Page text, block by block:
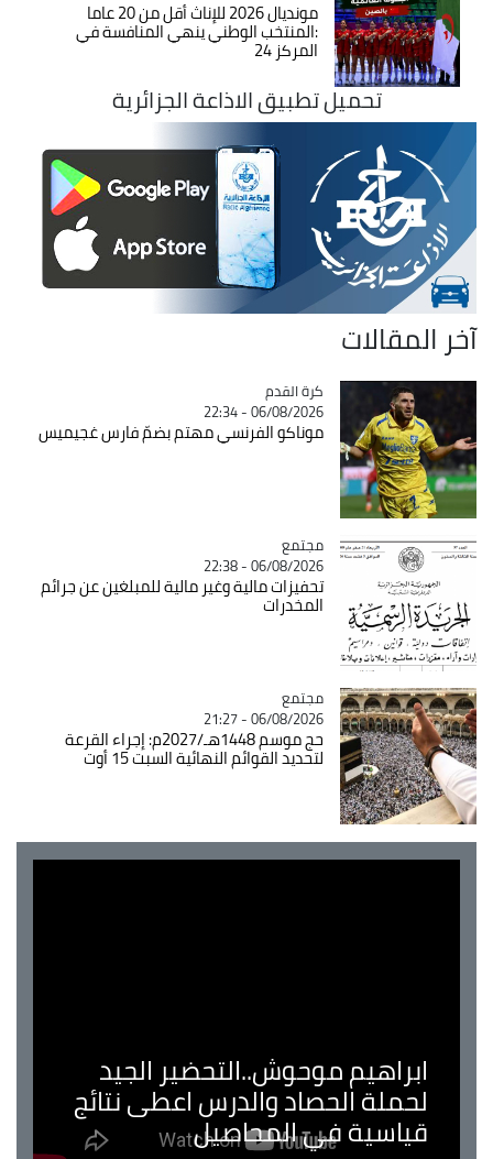
مونديال 2026 للإناث أقل من 20 عاما
:المنتخب الوطني ينهي المنافسة في
المركز 24
تحميل تطبيق الاذاعة الجزائرية
آخر المقالات
Catégorie
كرة القدم
06/08/2026 - 22:34
موناكو الفرنسي مهتم بضمّ فارس غجيميس
Catégorie
مجتمع
06/08/2026 - 22:38
تحفيزات مالية وغير مالية للمبلغين عن جرائم
المخدرات
Catégorie
مجتمع
06/08/2026 - 21:27
حج موسم 1448هـ/2027م: إجراء القرعة
لتحديد القوائم النهائية السبت 15 أوت
ابراهيم موحوش..التحضير الجيد
لحملة الحصاد والدرس اعطى نتائج
قياسية في المحاصيل